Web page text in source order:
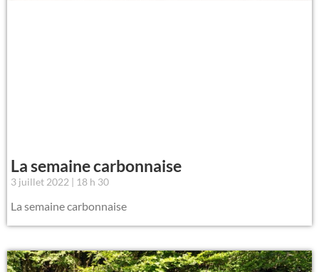
La semaine carbonnaise
3 juillet 2022 18 h 30
La semaine carbonnaise